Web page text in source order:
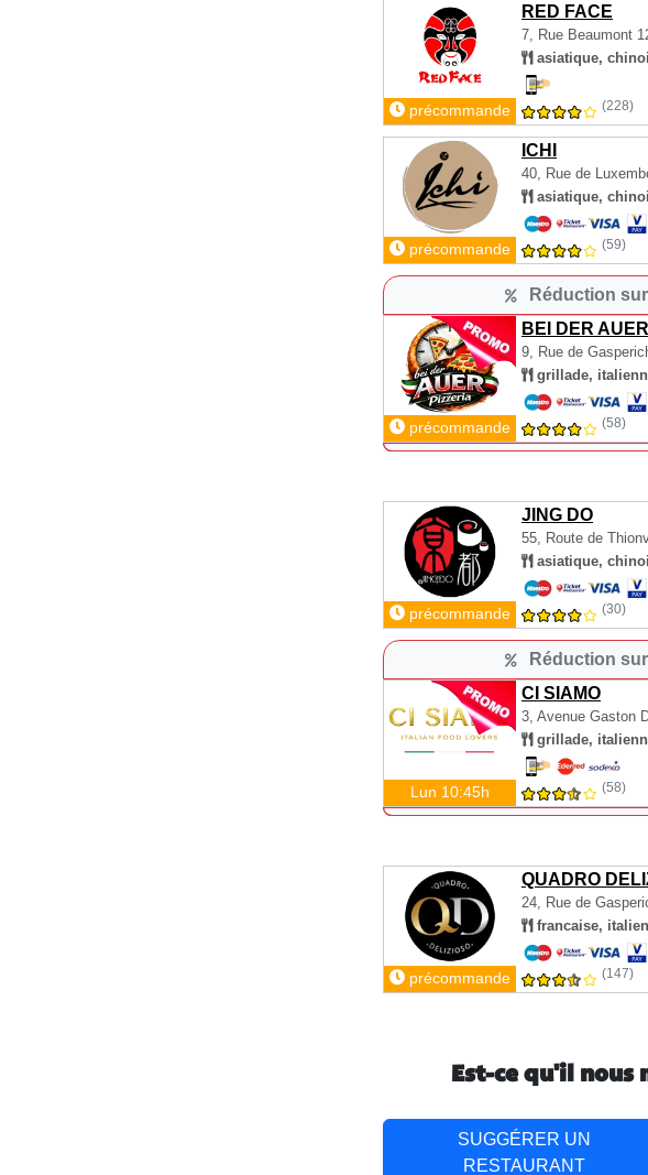
RED FACE
7, Rue Beaumont
asiatique,
précommande (228)
ICHI
40, Rue de
asiatique,
précommande (59)
Réduction
BEI DER AUER
9, Rue de
grillade,
précommande (58)
JING DO
55, Route de
asiatique,
précommande (30)
Réduction
CI SIAMO
3, Avenue Gaston
grillade,
Lun 10:45h (58)
QUADRO
24, Rue de
francaise,
précommande (147)
Est-ce qu'il nous
SUGGÉRER UN
RESTAURANT